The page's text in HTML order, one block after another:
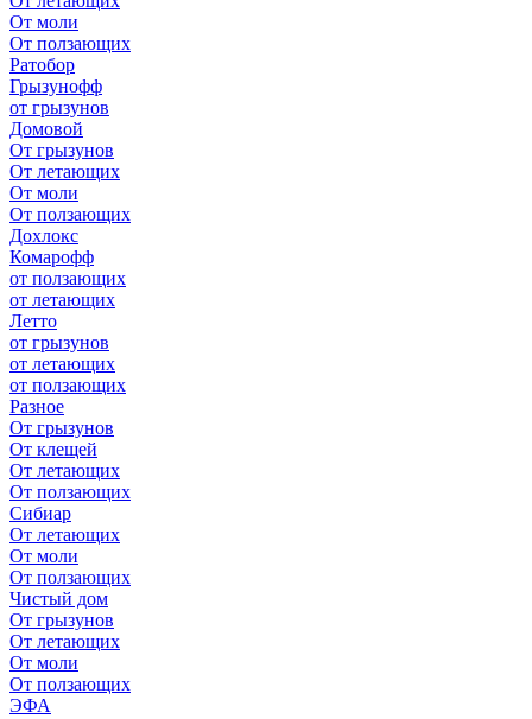
От моли
От ползающих
Ратобор
Грызунофф
от грызунов
Домовой
От грызунов
От летающих
От моли
От ползающих
Дохлокс
Комарофф
от ползающих
от летающих
Летто
от грызунов
от летающих
от ползающих
Разное
От грызунов
От клещей
От летающих
От ползающих
Сибиар
От летающих
От моли
От ползающих
Чистый дом
От грызунов
От летающих
От моли
От ползающих
ЭФА